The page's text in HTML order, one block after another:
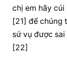
chị em hãy cúi
[21] để chúng
sứ vụ được
[22]